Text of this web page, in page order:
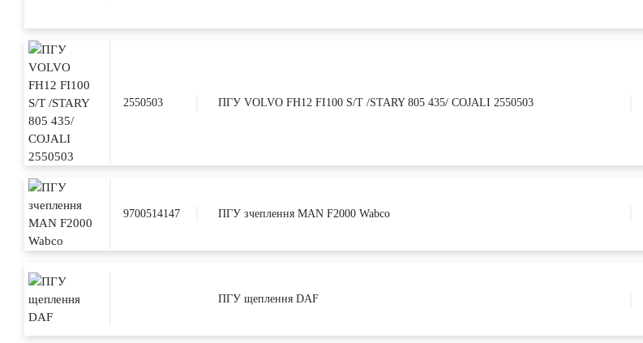
2550503 ПГУ VOLVO FH12 FI100 S/T /STARY 805 435/ COJALI 2550503
9700514147 ПГУ зчеплення MAN F2000 Wabco
ПГУ щеплення DAF